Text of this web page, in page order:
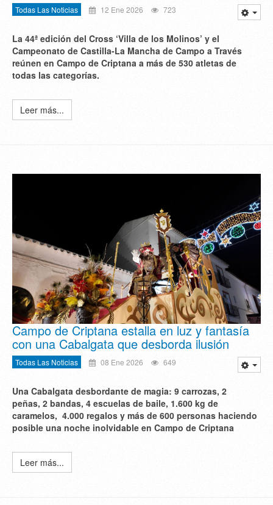
Todas Las Noticias 12 Ene 2026 723
La 44ª edición del Cross ‘Villa de los Molinos’ y el
Campeonato de Castilla-La Mancha de Campo a Través
reúnen en Campo de Criptana a más de 530 atletas de
todas las categorías.
Leer más...
Campo de Criptana estalla en luz y fantasía
con una Cabalgata que desborda ilusión
Todas Las Noticias 08 Ene 2026 649
Una Cabalgata desbordante de magia: 9 carrozas, 2
peñas, 2 bandas, 4 escuelas de baile, 1.600 kg de
caramelos, 4.000 regalos y más de 600 personas haciendo
posible una noche inolvidable en Campo de Criptana
Leer más...